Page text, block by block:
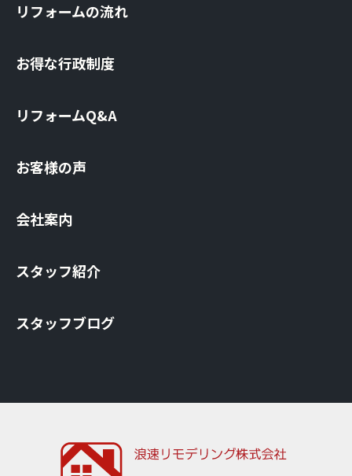
リフォームの流れ
お得な⾏政制度
リフォームQ&A
お客様の声
会社案内
スタッフ紹介
スタッフブログ